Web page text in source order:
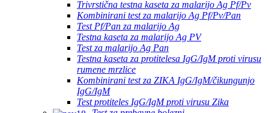
Trivrstična testna kaseta za malarijo Ag Pf/Pv
Kombinirani test za malarijo Ag Pf/Pv/Pan
Test Pf/Pan za malarijo Ag
Testna kaseta za malarijo Ag PV
Test za malarijo Ag Pan
Testna kaseta za protitelesa IgG/IgM proti virusu
rumene mrzlice
Kombinirani test za ZIKA IgG/IgM/čikungunjo
IgG/IgM
Test protiteles IgG/IgM proti virusu Zika